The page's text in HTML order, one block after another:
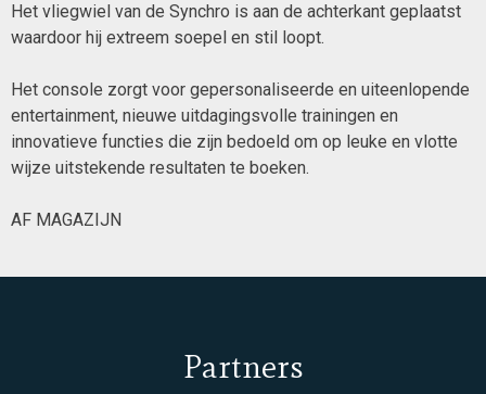
Het vliegwiel van de Synchro is aan de achterkant geplaatst
waardoor hij extreem soepel en stil loopt.
Het console zorgt voor gepersonaliseerde en uiteenlopende
entertainment, nieuwe uitdagingsvolle trainingen en
innovatieve functies die zijn bedoeld om op leuke en vlotte
wijze uitstekende resultaten te boeken.
AF MAGAZIJN
Partners